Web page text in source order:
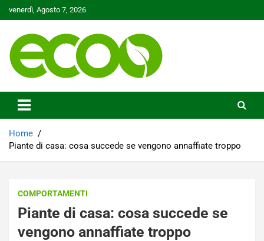
to
venerdì, Agosto 7, 2026
Ecoo.it
Home
Piante di casa: cosa succede se vengono annaffiate troppo
COMPORTAMENTI
Piante di casa: cosa succede se
vengono annaffiate troppo